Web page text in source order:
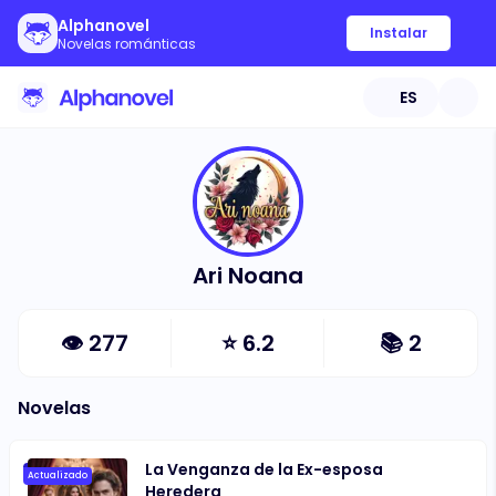
Alphanovel
Novelas románticas
Instalar
ES
Ari Noana
👁 277 ⭐6.2 📚 2
Novelas
Actualizado
La Venganza de la Ex-esposa
Heredera